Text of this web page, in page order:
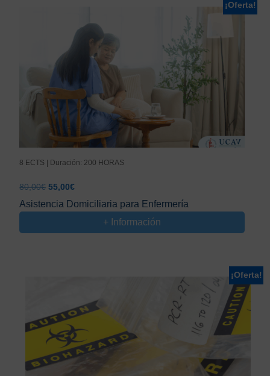
¡Oferta!
8 ECTS | Duración: 200 HORAS
80,00€ El
precio
original
80,00€.
55,00€El
precio
actual
55,00€.
Asistencia Domiciliaria para Enfermería
+ Información
¡Oferta!